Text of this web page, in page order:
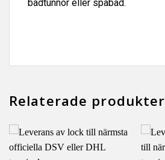
badtunnor eller spabad.
Relaterade produkter